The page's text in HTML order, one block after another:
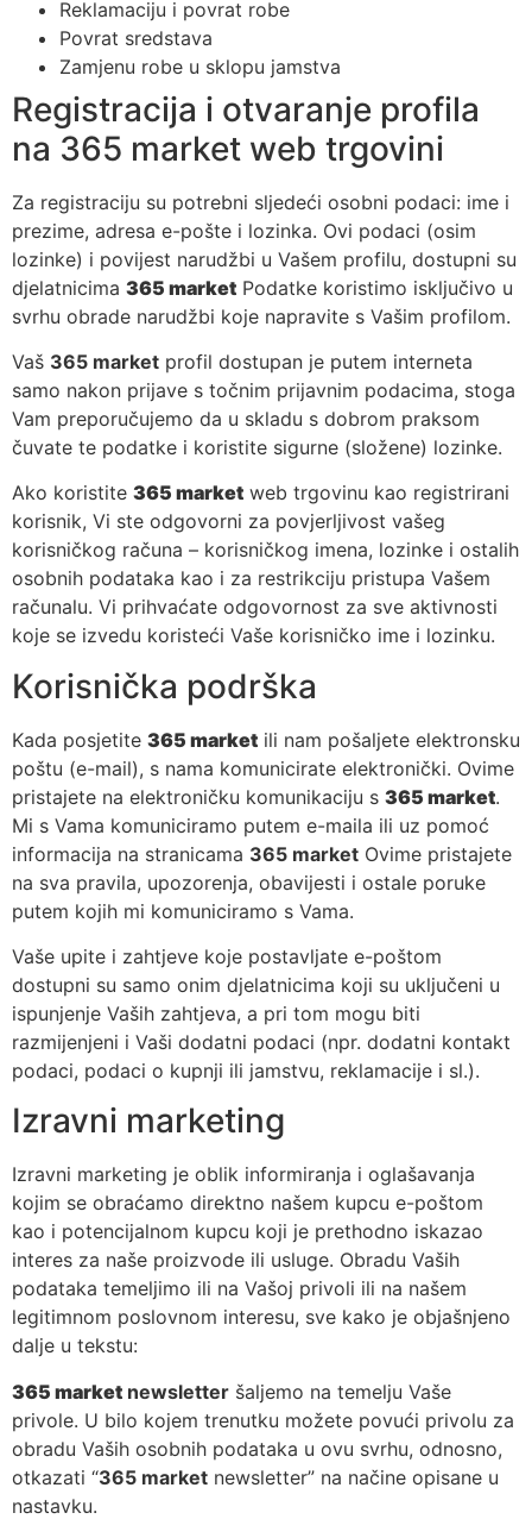
Reklamaciju i povrat robe
Povrat sredstava
Zamjenu robe u sklopu jamstva
Registracija i otvaranje profila
na 365 market web trgovini
Za registraciju su potrebni sljedeći osobni podaci: ime i
prezime, adresa e-pošte i lozinka. Ovi podaci (osim
lozinke) i povijest narudžbi u Vašem profilu, dostupni su
djelatnicima 365 market Podatke koristimo isključivo u
svrhu obrade narudžbi koje napravite s Vašim profilom.
Vaš 365 market profil dostupan je putem interneta
samo nakon prijave s točnim prijavnim podacima, stoga
Vam preporučujemo da u skladu s dobrom praksom
čuvate te podatke i koristite sigurne (složene) lozinke.
Ako koristite 365 market web trgovinu kao registrirani
korisnik, Vi ste odgovorni za povjerljivost vašeg
korisničkog računa – korisničkog imena, lozinke i ostalih
osobnih podataka kao i za restrikciju pristupa Vašem
računalu. Vi prihvaćate odgovornost za sve aktivnosti
koje se izvedu koristeći Vaše korisničko ime i lozinku.
Korisnička podrška
Kada posjetite 365 market ili nam pošaljete elektronsku
poštu (e-mail), s nama komunicirate elektronički. Ovime
pristajete na elektroničku komunikaciju s 365 market.
Mi s Vama komuniciramo putem e-maila ili uz pomoć
informacija na stranicama 365 market Ovime pristajete
na sva pravila, upozorenja, obavijesti i ostale poruke
putem kojih mi komuniciramo s Vama.
Vaše upite i zahtjeve koje postavljate e-poštom
dostupni su samo onim djelatnicima koji su uključeni u
ispunjenje Vaših zahtjeva, a pri tom mogu biti
razmijenjeni i Vaši dodatni podaci (npr. dodatni kontakt
podaci, podaci o kupnji ili jamstvu, reklamacije i sl.).
Izravni marketing
Izravni marketing je oblik informiranja i oglašavanja
kojim se obraćamo direktno našem kupcu e-poštom
kao i potencijalnom kupcu koji je prethodno iskazao
interes za naše proizvode ili usluge. Obradu Vaših
podataka temeljimo ili na Vašoj privoli ili na našem
legitimnom poslovnom interesu, sve kako je objašnjeno
dalje u tekstu:
365 market newsletter šaljemo na temelju Vaše
privole. U bilo kojem trenutku možete povući privolu za
obradu Vaših osobnih podataka u ovu svrhu, odnosno,
otkazati “365 market newsletter” na načine opisane u
nastavku.